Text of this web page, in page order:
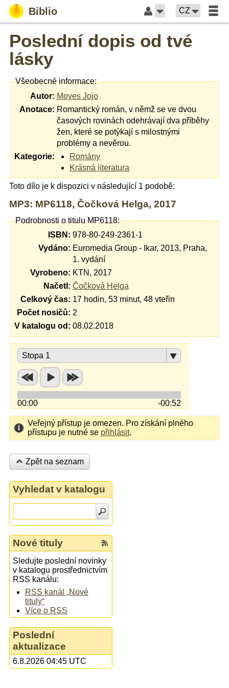
Biblio CZ
Poslední dopis od tvé
lásky
Všeobecné informace:
Autor: Moyes Jojo
Anotace: Romantický román, v němž se ve dvou
časových rovinách odehrávají dva příběhy
žen, které se potýkají s milostnými
problémy a nevěrou.
Kategorie:
Romány
Krásná literatura
Toto dílo je k dispozici v následující 1 podobě:
MP3: MP6118, Čočková Helga, 2017
Podrobnosti o titulu MP6118:
ISBN: 978-80-249-2361-1
Vydáno: Euromedia Group - Ikar, 2013, Praha,
1. vydání
Vyrobeno: KTN, 2017
Načetl: Čočková Helga
Celkový čas: 17 hodin, 53 minut, 48 vteřin
Počet nosičů: 2
V katalogu od: 08.02.2018
Stopa 1
00:00 -00:52
Veřejný přístup je omezen. Pro získání plného
přístupu je nutné se přihlásit.
Zpět na seznam
Vyhledat v katalogu
Nové tituly
Sledujte poslední novinky
v katalogu prostřednictvím
RSS kanálu:
RSS kanál „Nové
tituly“
Více o RSS
Poslední
aktualizace
6.8.2026 04:45 UTC